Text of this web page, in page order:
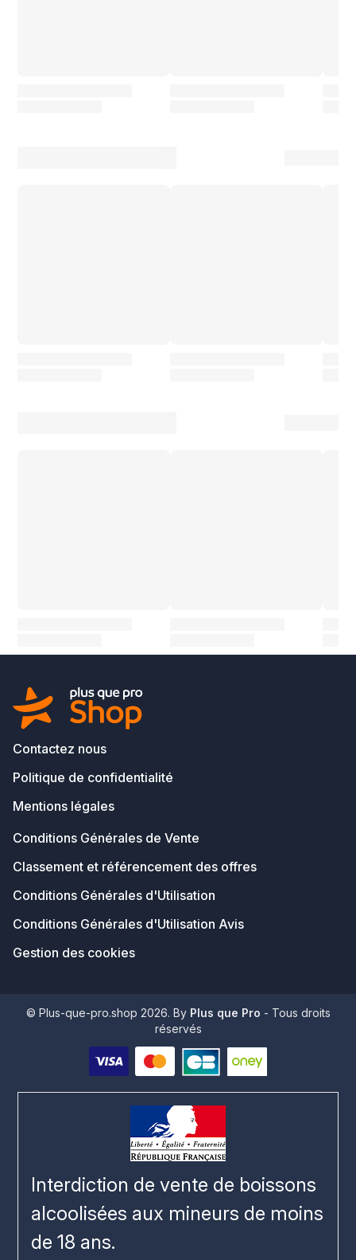
Contactez nous
Politique de confidentialité
Mentions légales
Conditions Générales de Vente
Classement et référencement des offres
Conditions Générales d'Utilisation
Conditions Générales d'Utilisation Avis
Gestion des cookies
© Plus-que-pro.shop 2026. By Plus que Pro - Tous droits
réservés
Interdiction de vente de boissons
alcoolisées aux mineurs de moins
de 18 ans.